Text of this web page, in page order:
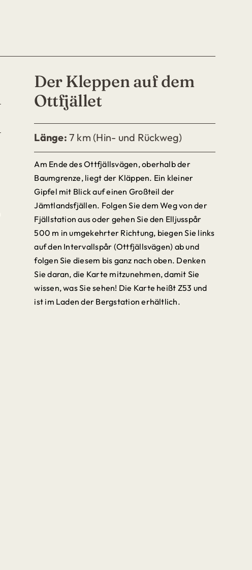
Der Kleppen auf dem
Ottfjället
Länge: 7 km (Hin- und Rückweg)
Am Ende des Ottfjällsvägen, oberhalb der
Baumgrenze, liegt der Kläppen. Ein kleiner
Gipfel mit Blick auf einen Großteil der
Jämtlandsfjällen. Folgen Sie dem Weg von der
Fjällstation aus oder gehen Sie den Elljusspår
500 m in umgekehrter Richtung, biegen Sie links
auf den Intervallspår (Ottfjällsvägen) ab und
folgen Sie diesem bis ganz nach oben. Denken
Sie daran, die Karte mitzunehmen, damit Sie
wissen, was Sie sehen! Die Karte heißt Z53 und
ist im Laden der Bergstation erhältlich.